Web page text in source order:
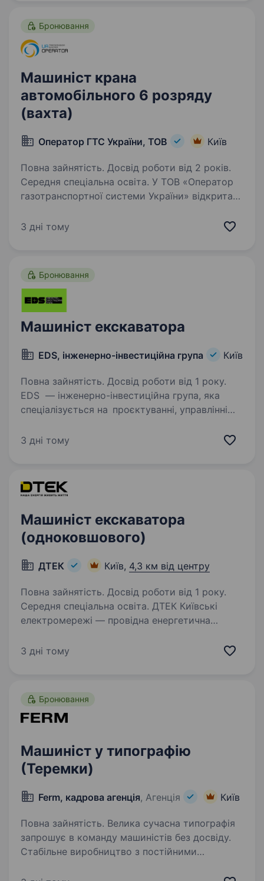
Бронювання
Машиніст крана
автомобільного 6 розряду
(вахта)
Оператор ГТС України, ТОВ Київ
Повна зайнятість. Досвід роботи від 2 років.
Середня спеціальна освіта. У ТОВ «Оператор
газотранспортної системи України» відкрита
розряду Вахтовий метод роботи (15 на 15)
3 дні тому
Бронювання
Машиніст екскаватора
EDS, інженерно-інвестиційна група Київ
Повна зайнятість. Досвід роботи від 1 року.
EDS — інженерно-інвестиційна група, яка
спеціалізується на проєктуванні, управлінні
обладнання та будівництві об'єктів енергетики
3 дні тому
Машиніст екскаватора
(одноковшового)
ДТЕК Київ, 4,3 км від центру
Повна зайнятість. Досвід роботи від 1 року.
Середня спеціальна освіта. ДТЕК Київські
електромережі — провідна енергетична
електроенергію в столиці України
3 дні тому
Бронювання
Машиніст у типографію
(Теремки)
Ferm, кадрова агенція, Агенція Київ
Повна зайнятість. Велика сучасна типографія
запрошує в команду машиністів без досвіду.
Стабільне виробництво з постійними